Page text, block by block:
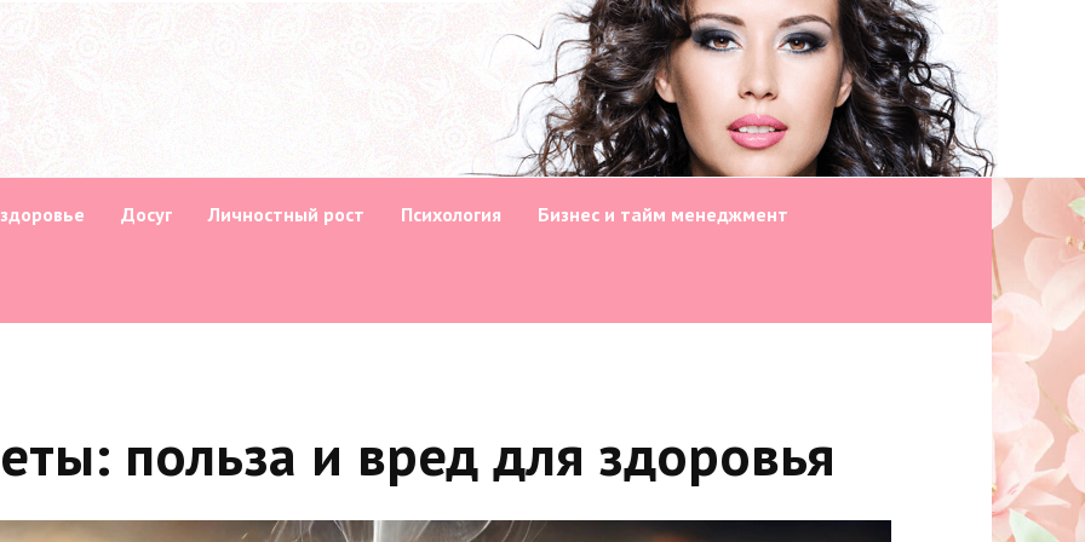
Досуг Личностный рост Психология Бизнес и тайм менеджмент
польза и вред для здоровья